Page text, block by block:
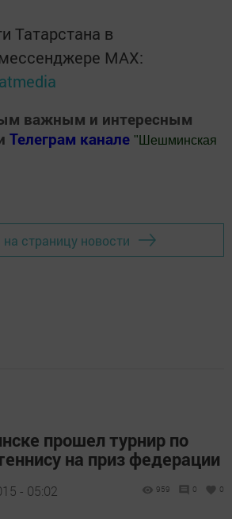
Татарстана в
MАХ:
важным и интересным
Телеграм канале " Шешминская
на страницу новости
прошел турнир по
на приз федерации
- 05:02 959 0 0